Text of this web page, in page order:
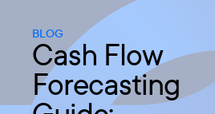
BLOG
Cash Flow
Forecasting